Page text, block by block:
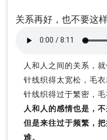
关系再好，也不要这
人和人之间的关系，
针线织得太宽松，毛衣
针线织得过于繁密，毛
人和人的感情也是，
但是来往过于频繁，
难。